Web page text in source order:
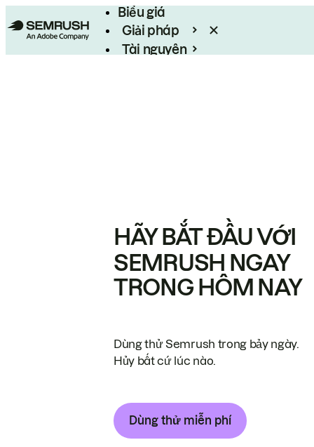
Biểu giá
Giải pháp
Tài nguyên
HÃY BẮT ĐẦU VỚI
SEMRUSH NGAY
TRONG HÔM NAY
Dùng thử Semrush trong bảy ngày.
Hủy bất cứ lúc nào.
Dùng thử miễn phí